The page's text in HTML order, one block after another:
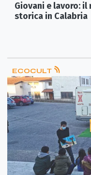
Giovani e lavoro:
storica in Calabria
ECOCULT